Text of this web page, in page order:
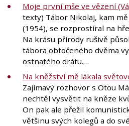
Moje první mše ve vězení
texty) Tábor Nikolaj, kam
(1954), se rozprostíral na
Na krásu přírody rušivě
tábora obtočeného dvěma
ostnatého drátu.…
Na kněžství mě lákala
Zajímavý rozhovor s Otou
nechtěl vysvětit na kněze
On pak ale přežil
většinu svých kolegů a do